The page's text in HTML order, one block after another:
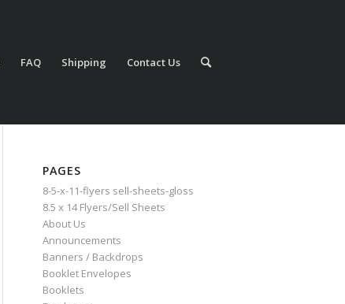
FAQ Shipping Contact Us
PAGES
8-5-x-11-flyers sell-sheets-gloss
8.5 x 14 Flyers/Sell Sheets
About Us
Announcements
Banners / Backdrops
Booklet Envelopes
Booklets